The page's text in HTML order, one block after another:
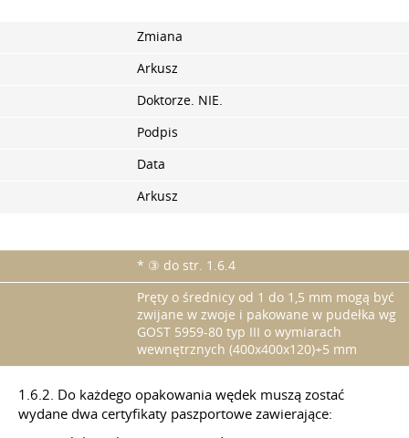
Zmiana
Arkusz
Doktorze. NIE.
Podpis
Data
Arkusz
* ③ do str. 1.6.4
Pręty o średnicy od 1 do 1,5 mm mogą być
zwijane w zwoje i pakowane w pudełka wg
GOST 5959-80 typ III o wymiarach
wewnętrznych (400x400x120)+5 mm
1.6.2. Do każdego opakowania wędek muszą zostać
wydane dwa certyfikaty paszportowe zawierające: